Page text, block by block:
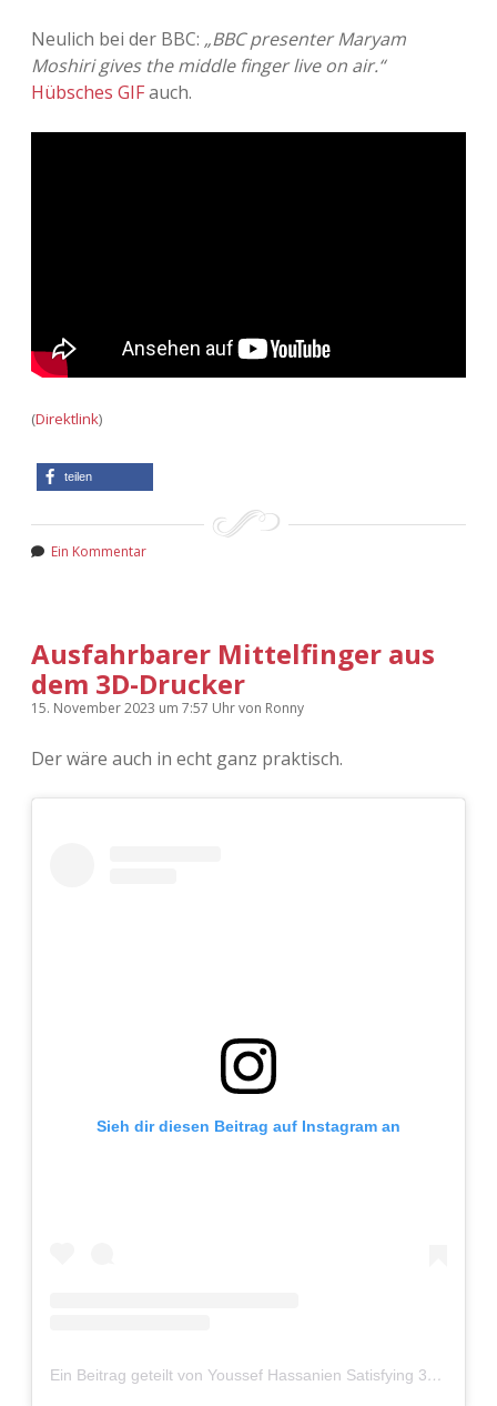
Neulich bei der BBC: „BBC presenter Maryam
Moshiri gives the middle finger live on air.“
Hübsches GIFauch.
(Direktlink)
teilen
Ein Kommentar
Ausfahrbarer Mittelfinger aus
dem 3D-Drucker
15. November 2023 um 7:57 Uhrvon Ronny
Der wäre auch in echt ganz praktisch.
Sieh dir diesen Beitrag auf Instagram an
Ein Beitrag geteilt von Youssef Hassanien Satisfying 3D Prints (@3dmieks)